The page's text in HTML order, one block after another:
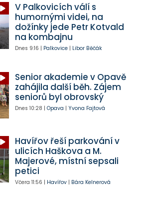
V Palkovicích válí s
humornými videi, na
dožínky jede Petr Kotvald
na kombajnu
Dnes 9:16 | Palkovice| Libor Běčák
Senior akademie v Opavě
zahájila další běh. Zájem
seniorů byl obrovský
Dnes 10:28 | Opava | Yvona Fajtová
Havířov řeší parkování v
ulicích Haškova a M.
Majerové, místní sepsali
petici
Včera 11:56 | Havířov| Bára Kelnerová